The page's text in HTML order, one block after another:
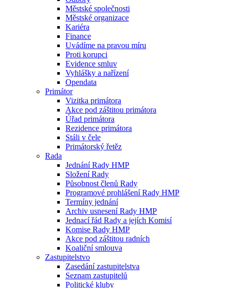
Městské společnosti
Městské organizace
Kariéra
Finance
Uvádíme na pravou míru
Proti korupci
Evidence smluv
Vyhlášky a nařízení
Opendata
Primátor
Vizitka primátora
Akce pod záštitou primátora
Úřad primátora
Rezidence primátora
Stáli v čele
Primátorský řetěz
Rada
Jednání Rady HMP
Složení Rady
Působnost členů Rady
Programové prohlášení Rady HMP
Termíny jednání
Archiv usnesení Rady HMP
Jednací řád Rady a jejích Komisí
Komise Rady HMP
Akce pod záštitou radních
Koaliční smlouva
Zastupitelstvo
Zasedání zastupitelstva
Seznam zastupitelů
Politické kluby